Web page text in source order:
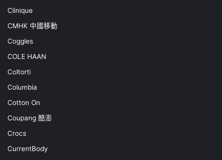
Clinique
CMHK 中國移動
Coggles
COLE HAAN
Coltorti
Columbia
Cotton On
Coupang 酷澎
Crocs
CurrentBody